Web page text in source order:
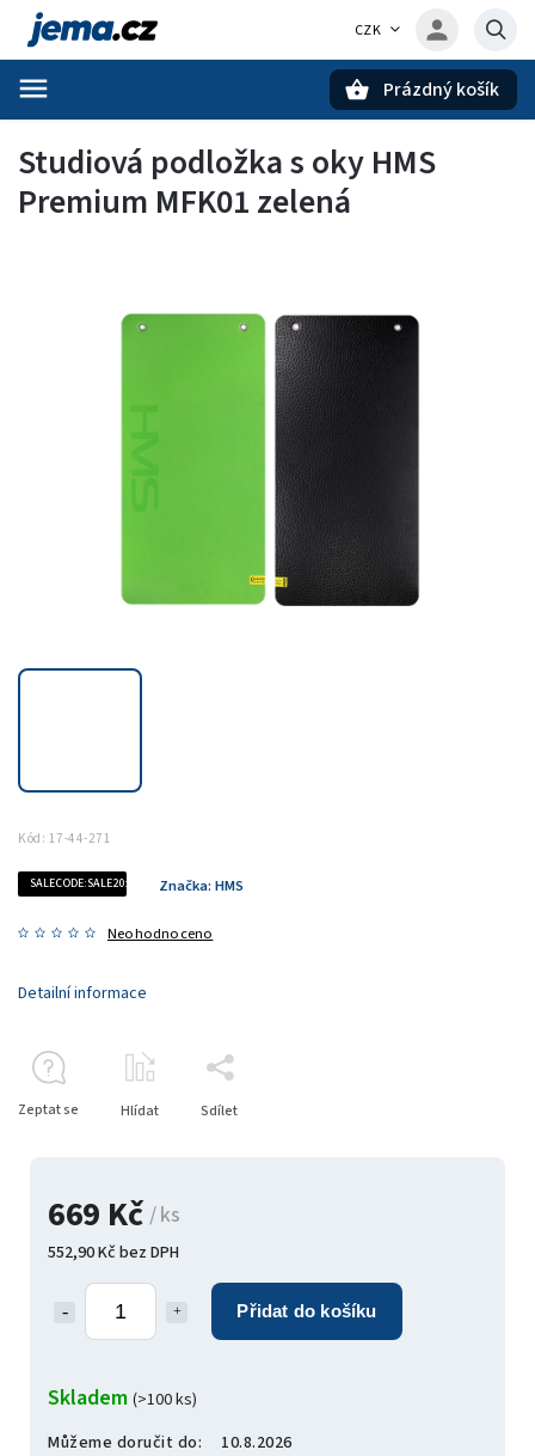
CZK
Prázdný košík
Studiová podložka s oky HMS
Premium MFK01 zelená
Kód: 17-44-271
SALECODE:SALE20:20:%
Neohodnoceno
Značka: HMS
669 Kč / ks
552,90 Kč bez DPH
Přidat do košíku
Skladem (>100 ks)
Můžeme doručit do:
10.8.2026
Detailní informace
Zeptat se Hlídat Sdílet